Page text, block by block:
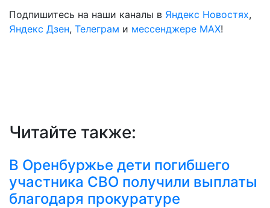
Подпишитесь на наши каналы в Яндекс Новостях,
Яндекс Дзен, Телеграм и мессенджере MAX!
Читайте также:
В Оренбуржье дети погибшего
участника СВО получили выплаты
благодаря прокуратуре